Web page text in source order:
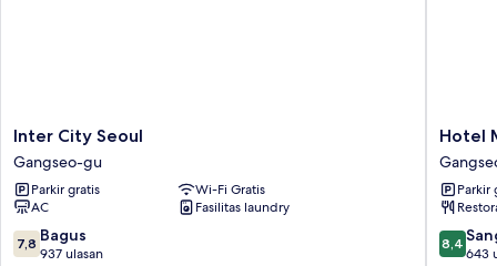
Inter
City
Seoul
Gangseo-
gu
Inter City Seoul
Gangseo-gu
Parkir gratis
Wi-Fi Gratis
AC
Fasilitas laundry
7.8
dari
7,8 Bagus
937 ulasan
Hotel
M
Felice
gu
Hotel
Parkir
8.4
dari
8,4
643